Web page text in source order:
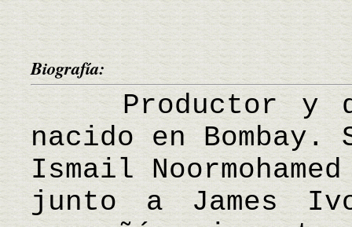
Biografía:
Productor y
nacido en Bombay.
Ismail
junto a James